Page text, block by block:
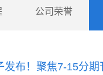
公司荣誉
发布！聚焦7-15分期